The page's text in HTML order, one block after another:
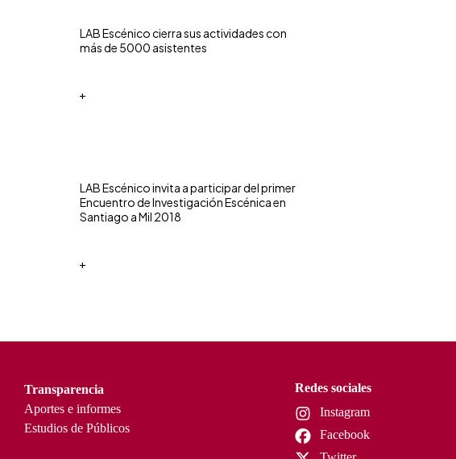
LAB Escénico cierra sus actividades con
más de 5000 asistentes
+
LAB Escénico invita a participar del primer
Encuentro de Investigación Escénica en
Santiago a Mil 2018
+
Transparencia
Aportes e informes
Estudios de Públicos
Redes sociales
Instagram
Facebook